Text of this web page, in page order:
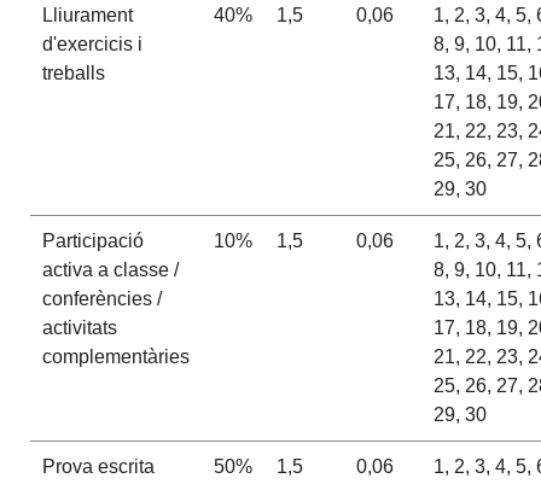
Lliurament
d'exercicis i
treballs
40% 1,5 0,06
1, 2, 3, 4, 5,
8, 9, 10, 11,
13, 14, 15,
17, 18, 19,
21, 22, 23,
25, 26, 27,
29, 30
Participació
activa a classe /
conferències /
activitats
complementàries
10% 1,5 0,06
1, 2, 3, 4, 5,
8, 9, 10, 11,
13, 14, 15,
17, 18, 19,
21, 22, 23,
25, 26, 27,
29, 30
Prova escrita 50% 1,5 0,06
1, 2, 3, 4, 5,